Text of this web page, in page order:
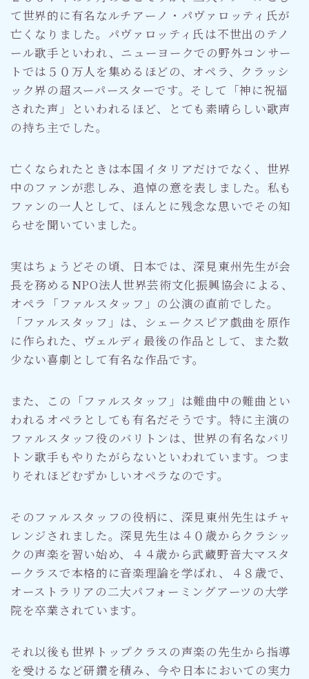
て世界的に有名なルチアーノ・パヴァロッティ氏が
亡くなりました。パヴァロッティ氏は不世出のテノ
ール歌手といわれ、ニューヨークでの野外コンサー
トでは５０万人を集めるほどの、オペラ、クラッシ
ック界の超スーパースターです。そして「神に祝福
された声」といわれるほど、とても素晴らしい歌声
の持ち主でした。
亡くなられたときは本国イタリアだけでなく、世界
中のファンが悲しみ、追悼の意を表しました。私も
ファンの一人として、ほんとに残念な思いでその知
らせを聞いていました。
実はちょうどその頃、日本では、深見東州先生が会
長を務めるNPO法人世界芸術文化振興協会による、
オペラ「ファルスタッフ」の公演の直前でした。
「ファルスタッフ」は、シェークスピア戯曲を原作
に作られた、ヴェルディ最後の作品として、また数
少ない喜劇として有名な作品です。
また、この「ファルスタッフ」は難曲中の難曲とい
われるオペラとしても有名だそうです。特に主演の
ファルスタッフ役のバリトンは、世界の有名なバリ
トン歌手もやりたがらないといわれています。つま
りそれほどむずかしいオペラなのです。
そのファルスタッフの役柄に、深見東州先生はチャ
レンジされました。深見先生は４０歳からクラシッ
クの声楽を習い始め、４４歳から武蔵野音大マスタ
ークラスで本格的に音楽理論を学ばれ、４８歳で、
オーストラリアの二大パフォーミングアーツの大学
院を卒業されています。
それ以後も世界トップクラスの声楽の先生から指導
を受けるなど研鑽を積み、今や日本においての実力